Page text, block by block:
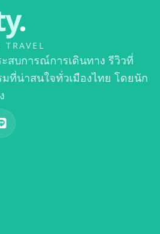
.
สบการณ์การเดินทาง รีวิวที่
ที่น่าสนใจทั่วเมืองไทย โดยนัก